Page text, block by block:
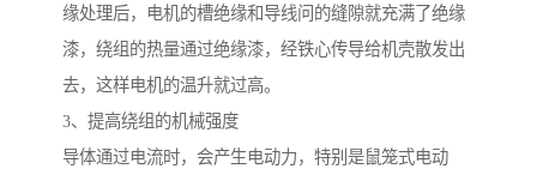
缘处理后，电机的槽绝缘和导线问的缝隙就充满了绝缘
漆，绕组的热量通过绝缘漆，经铁心传导给机壳散发出
去，这样电机的温升就过高。
3、提高绕组的机械强度
导体通过电流时，会产生电动力，特别是鼠笼式电动